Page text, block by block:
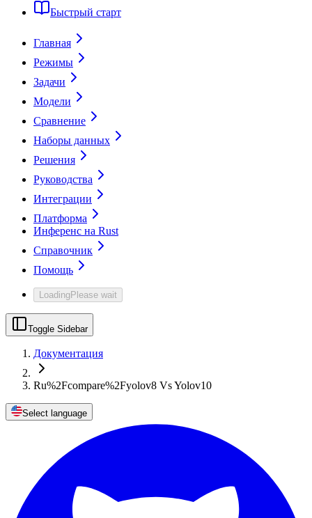
Быстрый старт
Главная
Режимы
Задачи
Модели
Сравнение
Наборы данных
Решения
Руководства
Интеграции
Платформа
Инференс на Rust
Справочник
Помощь
LoadingPlease wait
Toggle Sidebar
Документация
Ru%2Fcompare%2Fyolov8 Vs Yolov10
Select language